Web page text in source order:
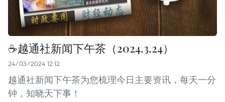
☕️越通社新闻下午茶（2024.3.24）
24/03/2024 12:12
越通社新闻下午茶为您梳理今日主要资讯，每天一分
钟，知晓天下事！